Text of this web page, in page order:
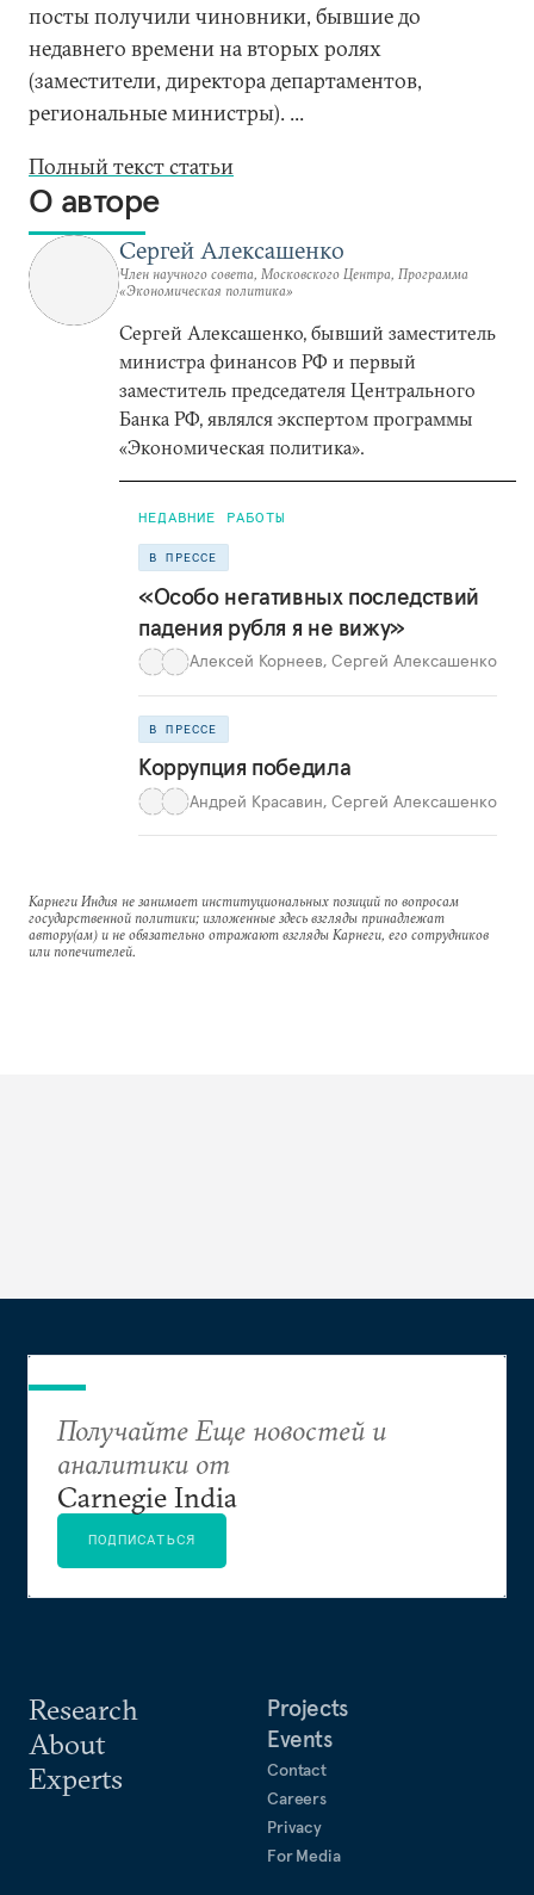
посты получили чиновники, бывшие до
недавнего времени на вторых ролях
(заместители, директора департаментов,
региональные министры). ...
Полный текст статьи
О авторе
Сергей Алексашенко
Член научного совета, Московского Центра, Программа
«Экономическая политика»
Сергей Алексашенко, бывший заместитель
министра финансов РФ и первый
заместитель председателя Центрального
Банка РФ, являлся экспертом программы
«Экономическая политика».
НЕДАВНИЕ РАБОТЫ
В ПРЕССЕ
«Особо негативных последствий
падения рубля я не вижу»
Алексей Корнеев, Сергей Алексашенко
В ПРЕССЕ
Коррупция победила
Андрей Красавин, Сергей Алексашенко
Карнеги Индия не занимает институциональных позиций по вопросам
государственной политики; изложенные здесь взгляды принадлежат
автору(ам) и не обязательно отражают взгляды Карнеги, его сотрудников
или попечителей.
Research
About
Experts
Projects
Events
Contact
Careers
Privacy
For Media
Получайте Еще новостей и
аналитики от
Carnegie India
ПОДПИСАТЬСЯ